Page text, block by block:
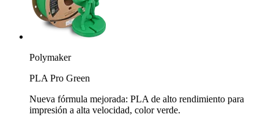
Polymaker
PLA Pro Green
Nueva fórmula mejorada: PLA de alto rendimiento para
impresión a alta velocidad, color verde.